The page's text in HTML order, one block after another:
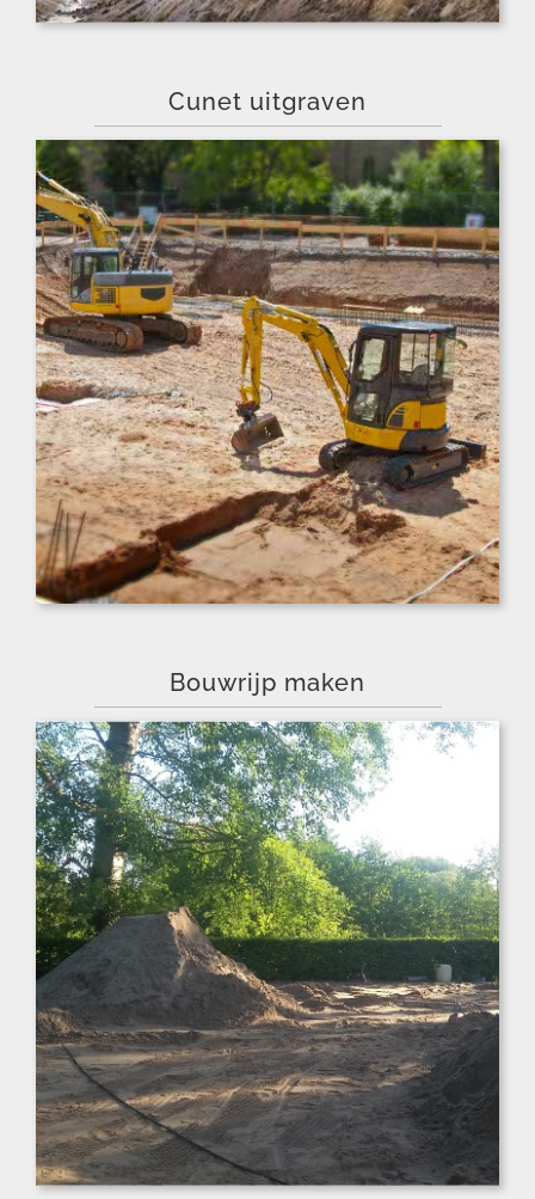
Cunet uitgraven
Bouwrijp maken